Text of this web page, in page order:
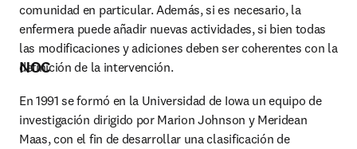
comunidad en particular. Además, si es necesario, la
enfermera puede añadir nuevas actividades, si bien todas
las modificaciones y adiciones deben ser coherentes con la
definición de la intervención.
NOC
En 1991 se formó en la Universidad de Iowa un equipo de
investigación dirigido por Marion Johnson y Meridean
Maas, con el fin de desarrollar una clasificación de